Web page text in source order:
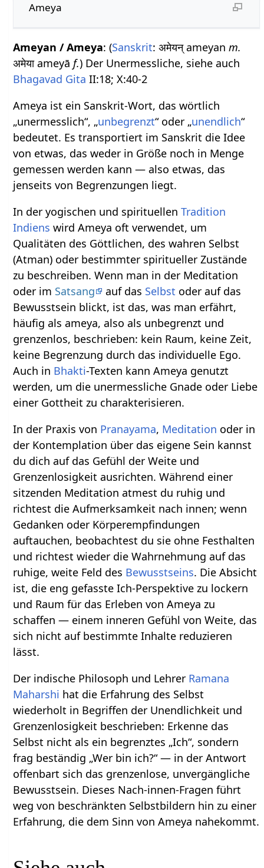
Ameya
Ameyan / Ameya: (Sanskrit: अमेयन् ameyanm.
अमेया ameyāf.) Der Unermessliche, siehe auch
Bhagavad Gita II:18; X:40-2
Ameya ist ein Sanskrit-Wort, das wörtlich
„unermesslich“, „unbegrenzt“ oder „unendlich“
bedeutet. Es transportiert im Sanskrit die Idee
von etwas, das weder in Größe noch in Menge
gemessen werden kann — also etwas, das
jenseits von Begrenzungen liegt.
In der yogischen und spirituellenTradition
Indiens wird Ameya oft verwendet, um
Qualitäten des Göttlichen, des wahren Selbst
(Atman) oder bestimmter spiritueller Zustände
zu beschreiben. Wenn man in der Meditation
oder im Satsang auf das Selbst oder auf das
Bewusstsein blickt, ist das, was man erfährt,
häufig als ameya, also als unbegrenzt und
grenzenlos, beschrieben: kein Raum, keine Zeit,
keine Begrenzung durch das individuelle Ego.
Auch in Bhakti-Texten kann Ameya genutzt
werden, um die unermessliche Gnade oder Liebe
einer Gottheit zu charakterisieren.
In der Praxis von Pranayama, Meditation oder in
der Kontemplation über das eigene Sein kannst
du dich auf das Gefühl der Weite und
Grenzenlosigkeit ausrichten. Während einer
sitzenden Meditation atmest du ruhig und
richtest die Aufmerksamkeit nach innen; wenn
Gedanken oder Körperempfindungen
auftauchen, beobachtest du sie ohne Festhalten
und richtest wieder die Wahrnehmung auf das
ruhige, weite Feld des Bewusstseins. Die Absicht
ist, die eng gefasste Ich‑Perspektive zu lockern
und Raum für das Erleben von Ameya zu
schaffen — einem inneren Gefühl von Weite, das
sich nicht auf bestimmte Inhalte reduzieren
lässt.
Der indische Philosoph und Lehrer Ramana
Maharshi hat die Erfahrung des Selbst
wiederholt in Begriffen der Unendlichkeit und
Grenzenlosigkeit beschrieben: Erkenne das
Selbst nicht als ein begrenztes „Ich“, sondern
frag beständig „Wer bin ich?“ — in der Antwort
offenbart sich das grenzenlose, unvergängliche
Bewusstsein. Dieses Nach‑innen‑Fragen führt
weg von beschränkten Selbstbildern hin zu einer
Erfahrung, die dem Sinn von Ameya nahekommt.